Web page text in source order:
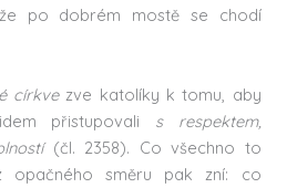
po dobrém mostě se chodí
církvezve katolíky k tomu, aby
přistupovali s respektem,
(čl. 2358). Co všechno to
opačného směru pak zní: co